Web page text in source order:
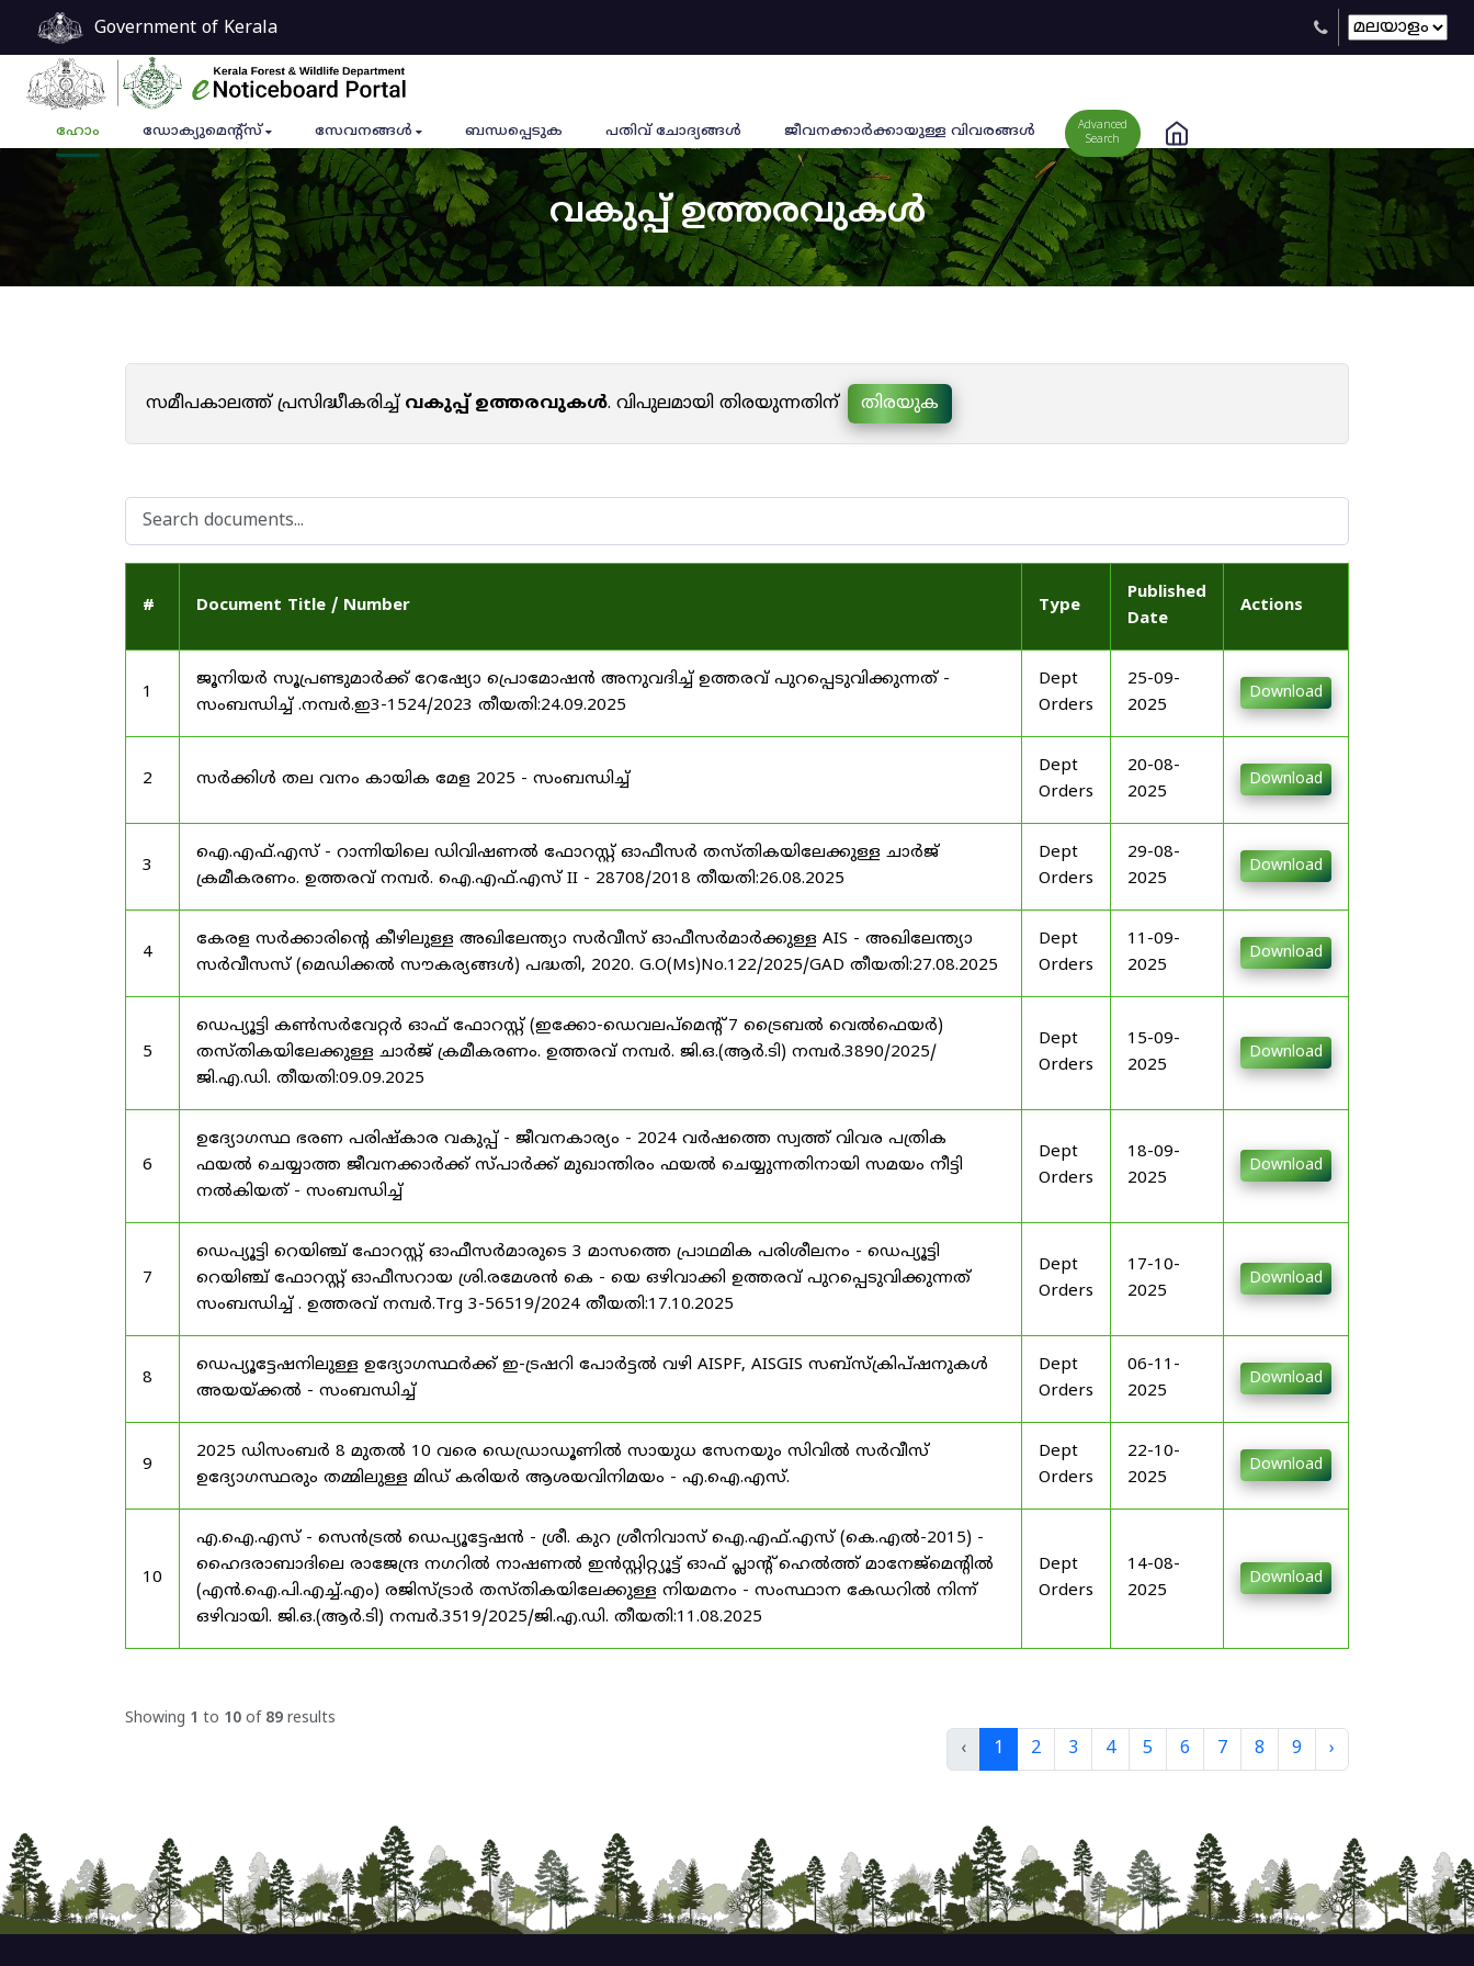
Government of Kerala
ഹോം ഡോക്യുമെൻ്റ്സ് സേവനങ്ങൾ ബന്ധപ്പെടുക പതിവ് ചോദ്യങ്ങൾ ജീവനക്കാര്‍ക്കായുള്ള വിവരങ്ങള്‍
Advanced
Search
വകുപ്പ് ഉത്തരവുകൾ
സമീപകാലത്ത് പ്രസിദ്ധീകരിച്ച്വകുപ്പ് ഉത്തരവുകൾ. വിപുലമായി തിരയുന്നതിന് തിരയുക
# Document Title / Number Type
Published
Date
Actions
1
ജൂനിയർ സൂപ്രണ്ടുമാർക്ക് റേഷ്യോ പ്രൊമോഷൻ അനുവദിച്ച് ഉത്തരവ് പുറപ്പെടുവിക്കുന്നത് -
സംബന്ധിച്ച് .നമ്പർ.ഇ3-1524/2023 തീയതി:24.09.2025
Dept
Orders
25-09-
2025
Download
2 സർക്കിൾ തല വനം കായിക മേള 2025 - സംബന്ധിച്ച്
Dept
Orders
20-08-
2025
Download
3
ഐ.എഫ്.എസ് - റാന്നിയിലെ ഡിവിഷണൽ ഫോറസ്റ്റ് ഓഫീസർ തസ്തികയിലേക്കുള്ള ചാർജ്
ക്രമീകരണം. ഉത്തരവ് നമ്പർ. ഐ.എഫ്.എസ് II - 28708/2018 തീയതി:26.08.2025
Dept
Orders
29-08-
2025
Download
4
കേരള സർക്കാരിന്റെ കീഴിലുള്ള അഖിലേന്ത്യാ സർവീസ് ഓഫീസർമാർക്കുള്ള AIS - അഖിലേന്ത്യാ
സർവീസസ് (മെഡിക്കൽ സൗകര്യങ്ങൾ) പദ്ധതി, 2020. G.O(Ms)No.122/2025/GAD തീയതി:27.08.2025
Dept
Orders
11-09-
2025
Download
5
ഡെപ്യൂട്ടി കൺസർവേറ്റർ ഓഫ് ഫോറസ്റ്റ് (ഇക്കോ-ഡെവലപ്മെന്റ് 7 ട്രൈബൽ വെൽഫെയർ)
തസ്തികയിലേക്കുള്ള ചാർജ് ക്രമീകരണം. ഉത്തരവ് നമ്പർ. ജി.ഒ.(ആർ.ടി) നമ്പർ.3890/2025/
ജി.എ.ഡി. തീയതി:09.09.2025
Dept
Orders
15-09-
2025
Download
6
ഉദ്യോഗസ്ഥ ഭരണ പരിഷ്കാര വകുപ്പ് - ജീവനകാര്യം - 2024 വർഷത്തെ സ്വത്ത് വിവര പത്രിക
ഫയൽ ചെയ്യാത്ത ജീവനക്കാർക്ക് സ്പാർക്ക് മുഖാന്തിരം ഫയൽ ചെയ്യുന്നതിനായി സമയം നീട്ടി
നൽകിയത് - സംബന്ധിച്ച്
Dept
Orders
18-09-
2025
Download
7
ഡെപ്യൂട്ടി റെയിഞ്ച് ഫോറസ്റ്റ് ഓഫീസർമാരുടെ 3 മാസത്തെ പ്രാഥമിക പരിശീലനം - ഡെപ്യൂട്ടി
റെയിഞ്ച് ഫോറസ്റ്റ് ഓഫീസറായ ശ്രി.രമേശൻ കെ - യെ ഒഴിവാക്കി ഉത്തരവ് പുറപ്പെടുവിക്കുന്നത്
സംബന്ധിച്ച് . ഉത്തരവ് നമ്പർ.Trg 3-56519/2024 തീയതി:17.10.2025
Dept
Orders
17-10-
2025
Download
8
ഡെപ്യൂട്ടേഷനിലുള്ള ഉദ്യോഗസ്ഥർക്ക് ഇ-ട്രഷറി പോർട്ടൽ വഴി AISPF, AISGIS സബ്‌സ്‌ക്രിപ്‌ഷനുകൾ
അയയ്ക്കൽ - സംബന്ധിച്ച്
Dept
Orders
06-11-
2025
Download
9
2025 ഡിസംബർ 8 മുതൽ 10 വരെ ഡെഡ്രാഡൂണിൽ സായുധ സേനയും സിവിൽ സർവീസ്
ഉദ്യോഗസ്ഥരും തമ്മിലുള്ള മിഡ് കരിയർ ആശയവിനിമയം - എ.ഐ.എസ്.
Dept
Orders
22-10-
2025
Download
10
എ.ഐ.എസ് - സെൻട്രൽ ഡെപ്യൂട്ടേഷൻ - ശ്രീ. കുറ ശ്രീനിവാസ് ഐ.എഫ്.എസ് (കെ.എൽ-2015) -
ഹൈദരാബാദിലെ രാജേന്ദ്ര നഗറിൽ നാഷണൽ ഇൻസ്റ്റിറ്റ്യൂട്ട് ഓഫ് പ്ലാന്റ് ഹെൽത്ത് മാനേജ്‌മെന്റിൽ
(എൻ.ഐ.പി.എച്ച്.എം) രജിസ്ട്രാർ തസ്തികയിലേക്കുള്ള നിയമനം - സംസ്ഥാന കേഡറിൽ നിന്ന്
ഒഴിവായി. ജി.ഒ.(ആർ.ടി) നമ്പർ.3519/2025/ജി.എ.ഡി. തീയതി:11.08.2025
Dept
Orders
14-08-
2025
Download
Showing 1 to 10 of 89 results
‹ 1 2 3 4 5 6 7 8 9 ›